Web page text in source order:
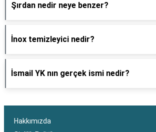
Şırdan nedir neye benzer?
İnox temizleyici nedir?
İsmail YK nın gerçek ismi nedir?
Hakkımızda